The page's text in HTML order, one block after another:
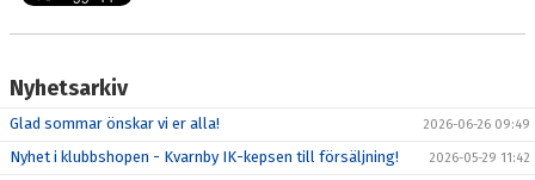
Nyhetsarkiv
Glad sommar önskar vi er alla! 2026-06-26 09:49
Nyhet i klubbshopen - Kvarnby IK-kepsen till försäljning! 2026-05-29 11:42